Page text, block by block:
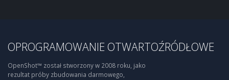
OPROGRAMOWANIE OTWARTOŹRÓDŁOWE
OpenShot™ został stworzony w 2008 roku, jako
rezultat próby zbudowania darmowego,